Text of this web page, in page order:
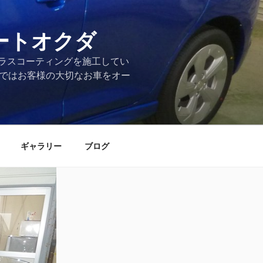
トオクダ
スコーティングを施工してい
はお客様の大切なお車をオー
ギャラリー ブログ